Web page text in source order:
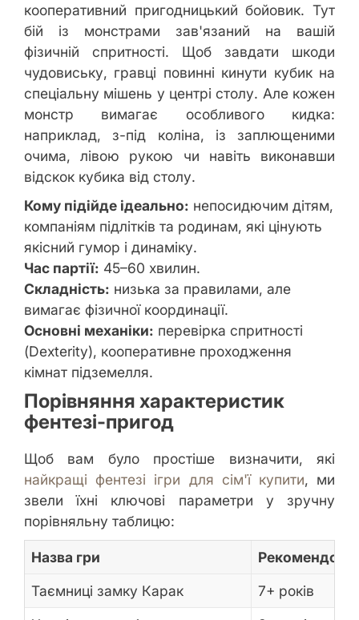
кооперативний пригодницький бойовик. Тут
бій із монстрами зав'язаний на вашій
фізичній спритності. Щоб завдати шкоди
чудовиську, гравці повинні кинути кубик на
спеціальну мішень у центрі столу. Але кожен
монстр вимагає особливого кидка:
наприклад, з-під коліна, із заплющеними
очима, лівою рукою чи навіть виконавши
відскок кубика від столу.
Кому підійде ідеально: непосидючим дітям,
компаніям підлітків та родинам, які цінують
якісний гумор і динаміку.
Час партії: 45–60 хвилин.
Складність: низька за правилами, але
вимагає фізичної координації.
Основні механіки: перевірка спритності
(Dexterity), кооперативне проходження
кімнат підземелля.
Порівняння характеристик
фентезі-пригод
Щоб вам було простіше визначити, які
найкращі фентезі ігри для сім'ї купити, ми
звели їхні ключові параметри у зручну
порівняльну таблицю:
Назва гри
Таємниці замку Карак
7+ років